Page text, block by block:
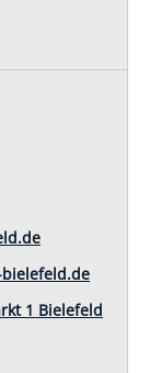
1 Bielefeld